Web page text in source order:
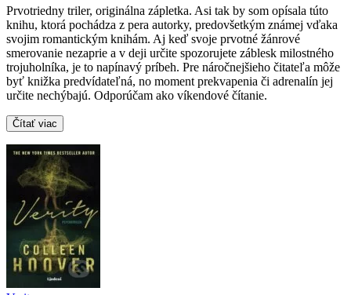
Prvotriedny triler, originálna zápletka. Asi tak by som opísala túto
knihu, ktorá pochádza z pera autorky, predovšetkým známej vďaka
svojim romantickým knihám. Aj keď svoje prvotné žánrové
smerovanie nezaprie a v deji určite spozorujete záblesk milostného
trojuholníka, je to napínavý príbeh. Pre náročnejšieho čitateľa môže
byť knižka predvídateľná, no moment prekvapenia či adrenalín jej
určite nechýbajú. Odporúčam ako víkendové čítanie.
Čítať viac